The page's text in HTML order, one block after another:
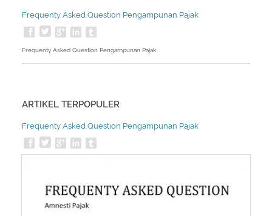
Frequenty Asked Question Pengampunan Pajak
Frequenty Asked Question Pengampunan Pajak
ARTIKEL TERPOPULER
Frequenty Asked Question Pengampunan Pajak